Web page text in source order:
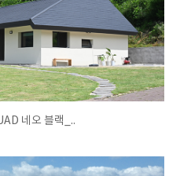
네오 블랙_..